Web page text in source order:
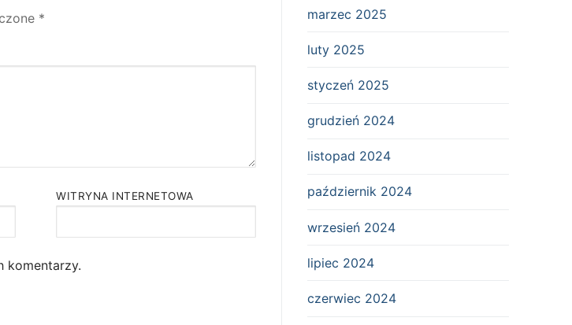
*
WITRYNA INTERNETOWA
komentarzy.
marzec 2025
luty 2025
styczeń 2025
grudzień 2024
listopad 2024
październik 2024
wrzesień 2024
lipiec 2024
czerwiec 2024